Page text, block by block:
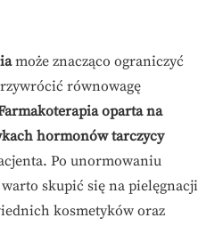
może znacząco ograniczyć
równowagę
oparta na
hormonów tarczycy
Po unormowaniu
skupić się na pielęgnacji
kosmetyków oraz